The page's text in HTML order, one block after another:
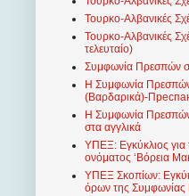
Τουρκο-Αλβανικές
Τουρκο-Αλβανικές
τελευταίο)
Συμφωνία Πρεσπών
Η Συμφωνία
(Βαρδαρικά)-
Η Συμφωνία
στα αγγλικά
ΥΠΕΞ: Εγκύκλιος για
ονόματος ‘Βόρεια
ΥΠΕΞ Σκοπίων:
όρων της